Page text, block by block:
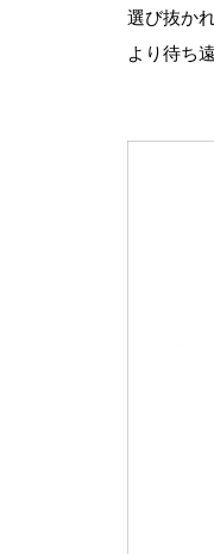
選び抜か
より待ち